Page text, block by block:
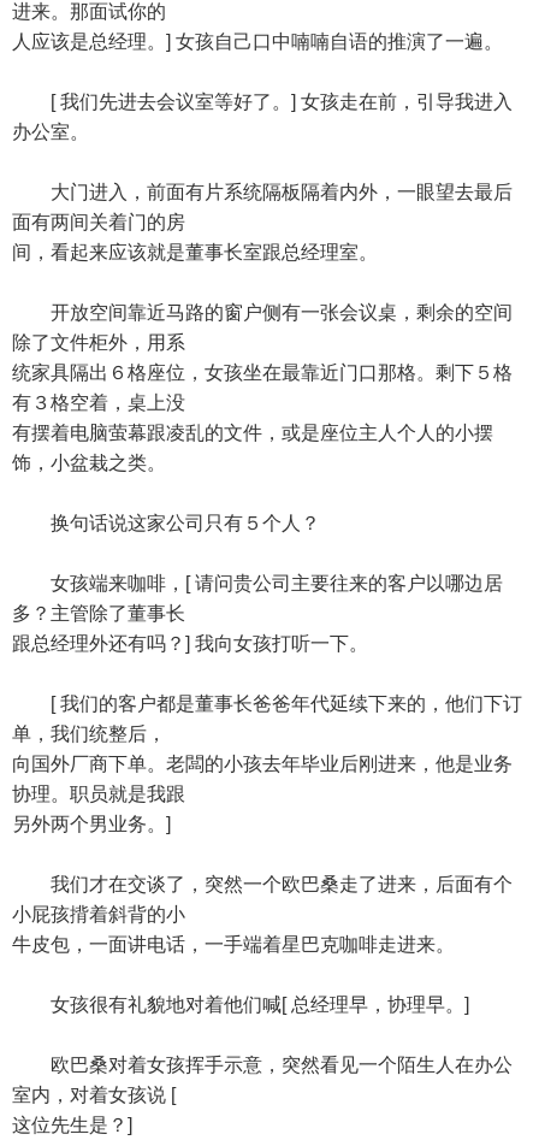
进来。那面试你的
人应该是总经理。] 女孩自己口中喃喃自语的推演了一遍。
[ 我们先进去会议室等好了。] 女孩走在前，引导我进入
办公室。
大门进入，前面有片系统隔板隔着内外，一眼望去最后
面有两间关着门的房
间，看起来应该就是董事长室跟总经理室。
开放空间靠近马路的窗户侧有一张会议桌，剩余的空间
除了文件柜外，用系
统家具隔出６格座位，女孩坐在最靠近门口那格。剩下５格
有３格空着，桌上没
有摆着电脑萤幕跟凌乱的文件，或是座位主人个人的小摆
饰，小盆栽之类。
换句话说这家公司只有５个人？
女孩端来咖啡，[ 请问贵公司主要往来的客户以哪边居
多？主管除了董事长
跟总经理外还有吗？] 我向女孩打听一下。
[ 我们的客户都是董事长爸爸年代延续下来的，他们下订
单，我们统整后，
向国外厂商下单。老闆的小孩去年毕业后刚进来，他是业务
协理。职员就是我跟
另外两个男业务。]
我们才在交谈了，突然一个欧巴桑走了进来，后面有个
小屁孩揹着斜背的小
牛皮包，一面讲电话，一手端着星巴克咖啡走进来。
女孩很有礼貌地对着他们喊[ 总经理早，协理早。]
欧巴桑对着女孩挥手示意，突然看见一个陌生人在办公
室内，对着女孩说 [
这位先生是？]